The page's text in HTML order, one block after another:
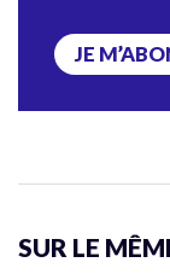
JE
SUR LE